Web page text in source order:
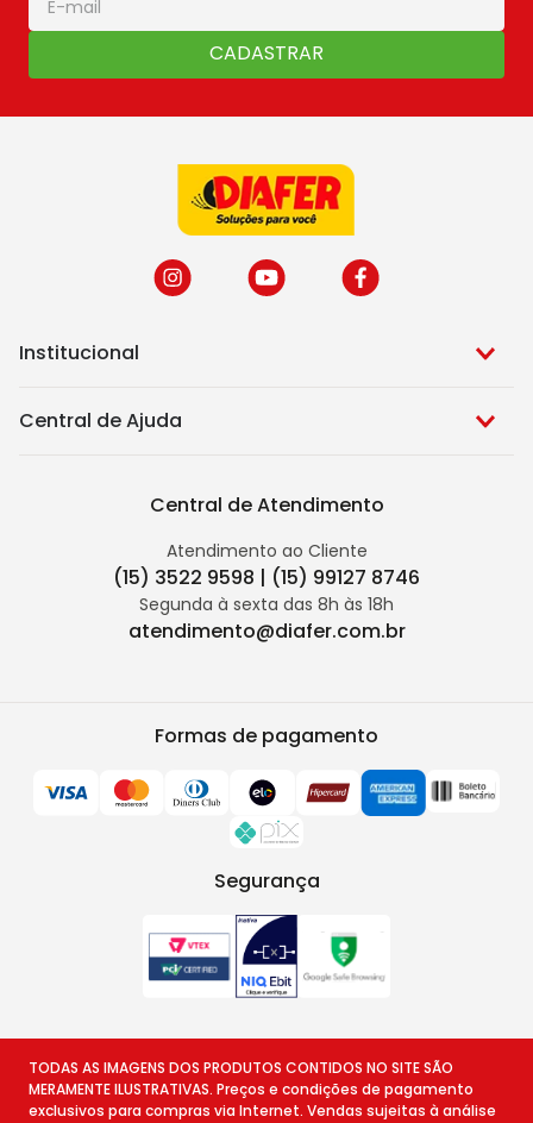
CADASTRAR
Institucional
Central de Ajuda
Central de Atendimento
Atendimento ao Cliente
(15) 3522 9598 | (15) 99127 8746
Segunda à sexta das 8h às 18h
atendimento@diafer.com.br
Formas de pagamento
Segurança
TODAS AS IMAGENS DOS PRODUTOS CONTIDOS NO SITE SÃO
MERAMENTE ILUSTRATIVAS. Preços e condições de pagamento
exclusivos para compras via Internet. Vendas sujeitas à análise